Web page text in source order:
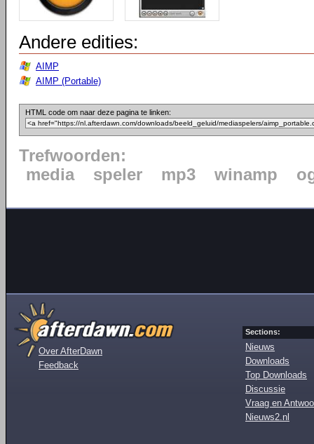
Andere edities:
AIMP
AIMP (Portable)
HTML code om naar deze pagina te linken:
Trefwoorden:
media
speler mp3 winamp
Over AfterDawn
Feedback
Sections:
Nieuws
Downloads
Top Downloads
Discussie
Vraag en
Nieuws2.nl